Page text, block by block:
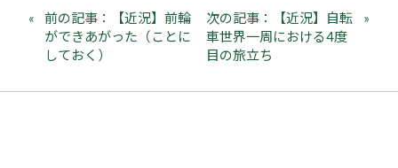
前の記事：【近況】前輪
ができあがった（ことに
しておく）
次の記事：【近況】自転
車世界一周における4度
目の旅立ち